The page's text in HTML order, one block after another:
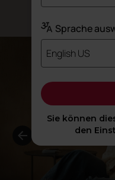
Sprache
English US
Sie können
den